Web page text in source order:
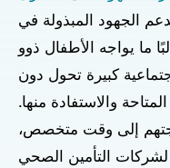
الجهود المبذولة في
ما يواجه الأطفال ذوو
كبيرة تحول دون
والاستفادة منها.
إلى وقت متخصص،
التأمين الصحي